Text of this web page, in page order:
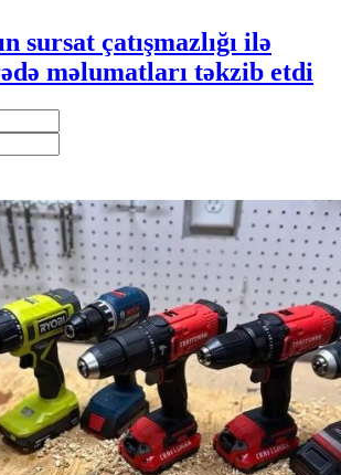
sursat çatışmazlığı ilə
məlumatları təkzib etdi